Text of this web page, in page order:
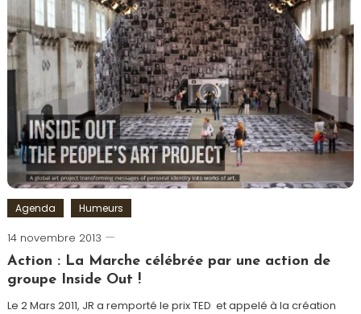
Agenda Humeurs
14 novembre 2013
Romain-
Paris
Action : La Marche célébrée par une action de
groupe Inside Out !
Le 2 Mars 2011, JR a remporté le prix TED et appelé à la création